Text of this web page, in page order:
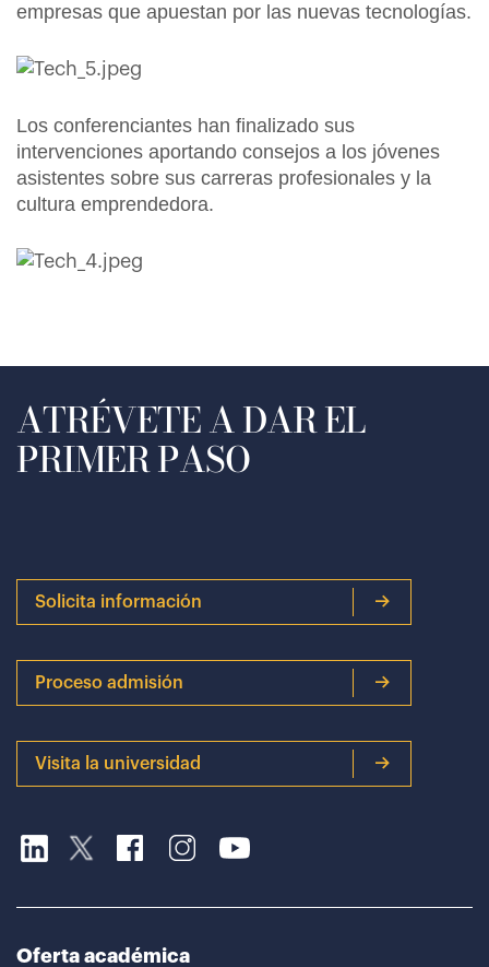
empresas que apuestan por las nuevas tecnologías.
Los conferenciantes han finalizado sus
intervenciones aportando consejos a los jóvenes
asistentes sobre sus carreras profesionales y la
cultura emprendedora.
ATRÉVETE A DAR EL
PRIMER PASO
Solicita información
Proceso admisión
Visita la universidad
Oferta académica